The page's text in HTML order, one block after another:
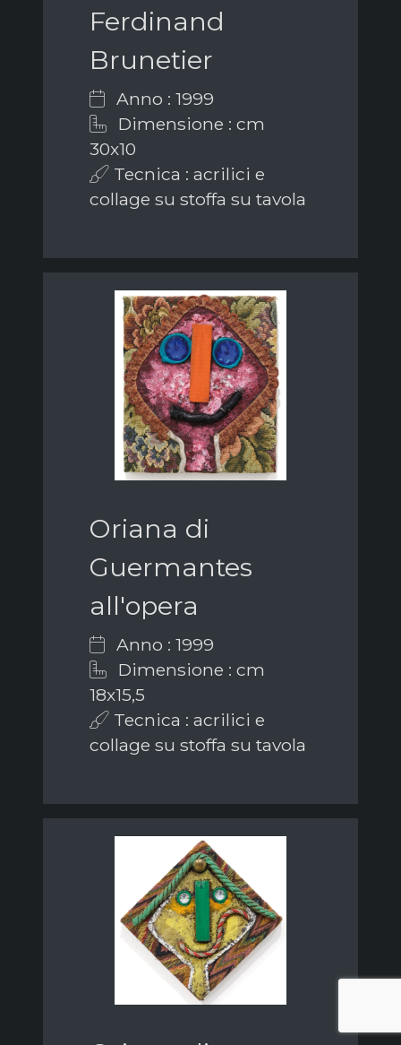
Ferdinand
Brunetier
Anno : 1999
Dimensione : cm
30x10
Tecnica : acrilici e
collage su stoffa su tavola
Oriana di
Guermantes
all'opera
Anno : 1999
Dimensione : cm
18x15,5
Tecnica : acrilici e
collage su stoffa su tavola